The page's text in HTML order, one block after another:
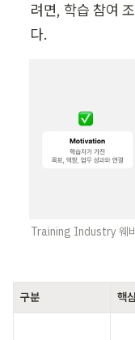
려면, 학습 참여
다.
Training Industry 웨
구분 핵